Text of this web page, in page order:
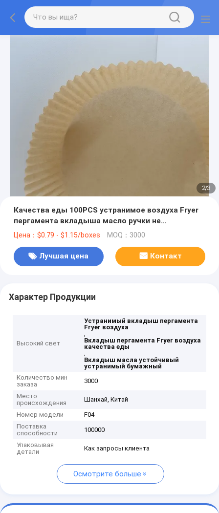
2/3
Качества еды 100PCS устранимое воздуха Fryer
пергамента вкладыша масло ручки не
устойчивое
Цена：$0.79 - $1.15/boxes MOQ：3000
Лучшая цена Контакт
Характер Продукции
Высокий свет
Устранимый вкладыш пергамента
Fryer воздуха
,
Вкладыш пергамента Fryer воздуха
качества еды
,
Вкладыш масла устойчивый
устранимый бумажный
Количество мин
заказа
3000
Место
происхождения
Шанхай, Китай
Номер модели
F04
Поставка
способности
100000
Упаковывая
детали
Как запросы клиента
Осмотрите больше